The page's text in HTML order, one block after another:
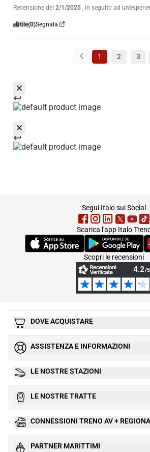
Recensione del 2/1/2025 , in seguito ad
Utile(0)Segnala
1 2 3
Segui Italo sui Social
Scarica l'app Italo
(Si apre in una nuova scheda)
(Si apre in una
Scopri le recensioni
DOVE ACQUISTARE
ASSISTENZA E INFORMAZIONI
LE NOSTRE STAZIONI
LE NOSTRE TRATTE
CONNESSIONI TRENO AV +
PARTNER MARITTIMI